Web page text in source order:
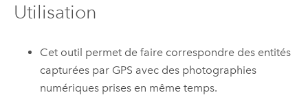
Utilisation
Cet outil permet de faire correspondre des entités
capturées par GPS avec des photographies
numériques prises en même temps.